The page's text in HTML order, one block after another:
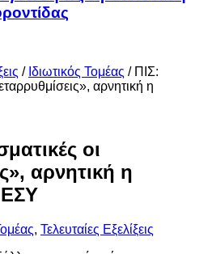
/ Ιδιωτικός Τομέας / ΠΙΣ:
αρνητική η
οι
αρνητική η
, Τελευταίες Εξελίξεις